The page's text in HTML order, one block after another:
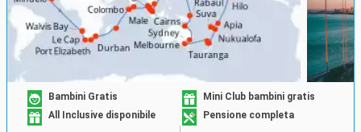
Bambini Gratis
Mini Club bambini gratis
All Inclusive disponibile
Pensione completa